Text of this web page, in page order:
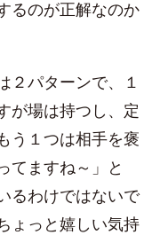
るのが正解なのか
２パターンで、１
が場は持つし、定
う１つは相手を褒
てますね～」と
るわけではないで
ょっと嬉しい気持